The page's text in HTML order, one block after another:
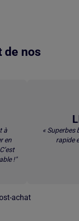
de nos
à
en
!"
« Superbes
rapide
achat